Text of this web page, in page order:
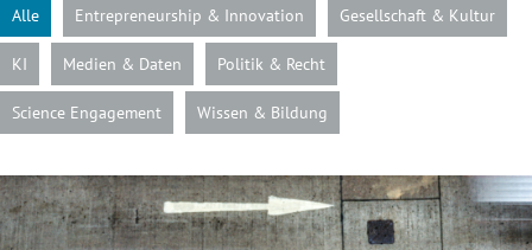
Alle Entrepreneurship & Innovation Gesellschaft & Kultur
KI Medien & Daten Politik & Recht
Science Engagement Wissen & Bildung